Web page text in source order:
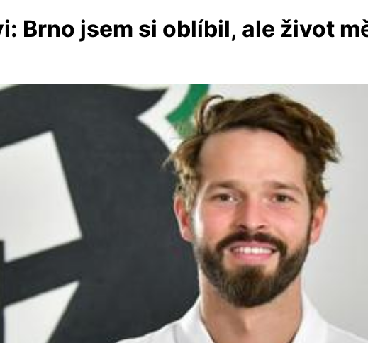
Brno jsem si oblíbil, ale život